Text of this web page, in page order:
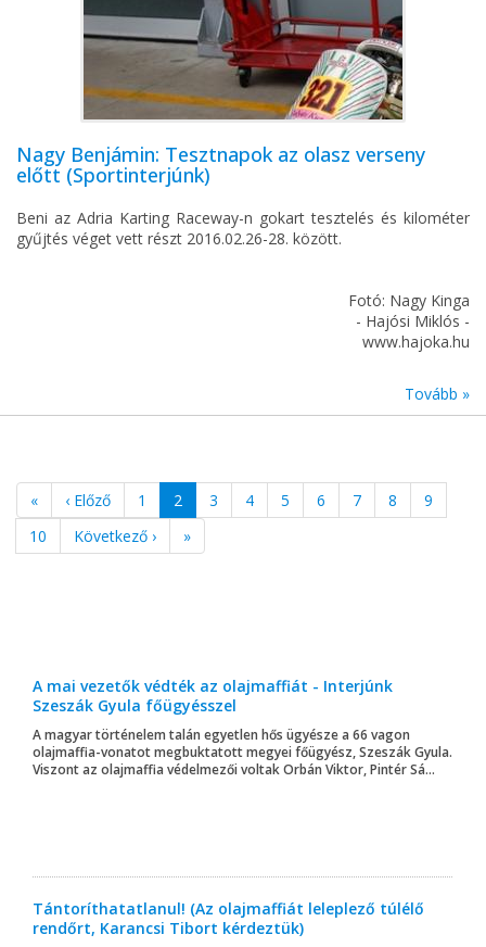
Nagy Benjámin: Tesztnapok az olasz verseny
előtt (Sportinterjúnk)
Beni az Adria Karting Raceway-n gokart tesztelés és kilométer
gyűjtés véget vett részt 2016.02.26-28. között.
Fotó: Nagy Kinga
- Hajósi Miklós -
www.hajoka.hu
Tovább »
« ‹ Előző 1 2 3 4 5 6 7 8
9
10
Következő › »
A mai vezetők védték az olajmaffiát - Interjúnk
Szeszák Gyula főügyésszel
A magyar történelem talán egyetlen hős ügyésze a 66 vagon
olajmaffia-vonatot megbuktatott megyei főügyész, Szeszák Gyula.
Viszont az olajmaffia védelmezői voltak Orbán Viktor, Pintér Sá...
Tántoríthatatlanul! (Az olajmaffiát leleplező túlélő
rendőrt, Karancsi Tibort kérdeztük)